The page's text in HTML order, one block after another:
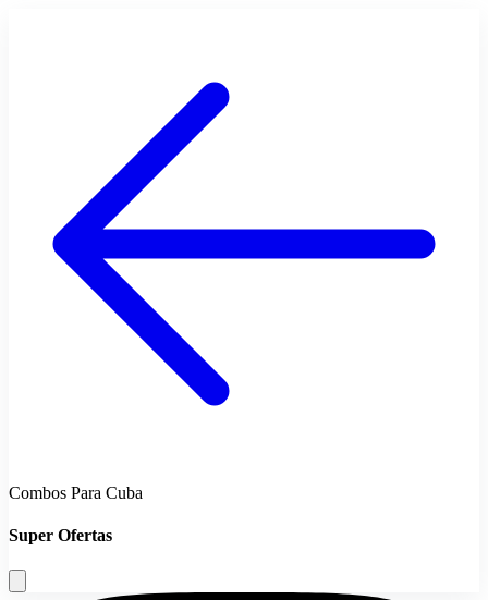
Combos Para Cuba
Super Ofertas